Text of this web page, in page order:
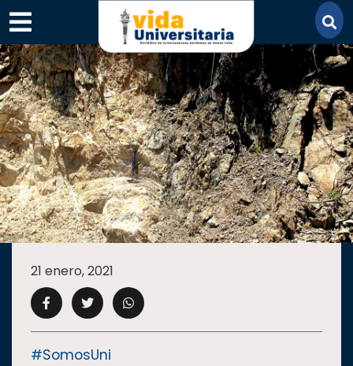
×
SECCIONES
ACADEMIA
CAMPUS UANL
21 enero, 2021
#SomosUni